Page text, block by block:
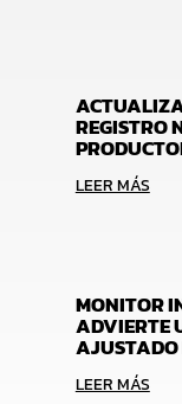
REGISTRO
LEER MÁS
MONITOR
ADVIERTE
LEER MÁS